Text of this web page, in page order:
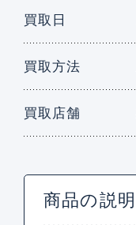
買取日
買取方法
買取店舗
商品の説明